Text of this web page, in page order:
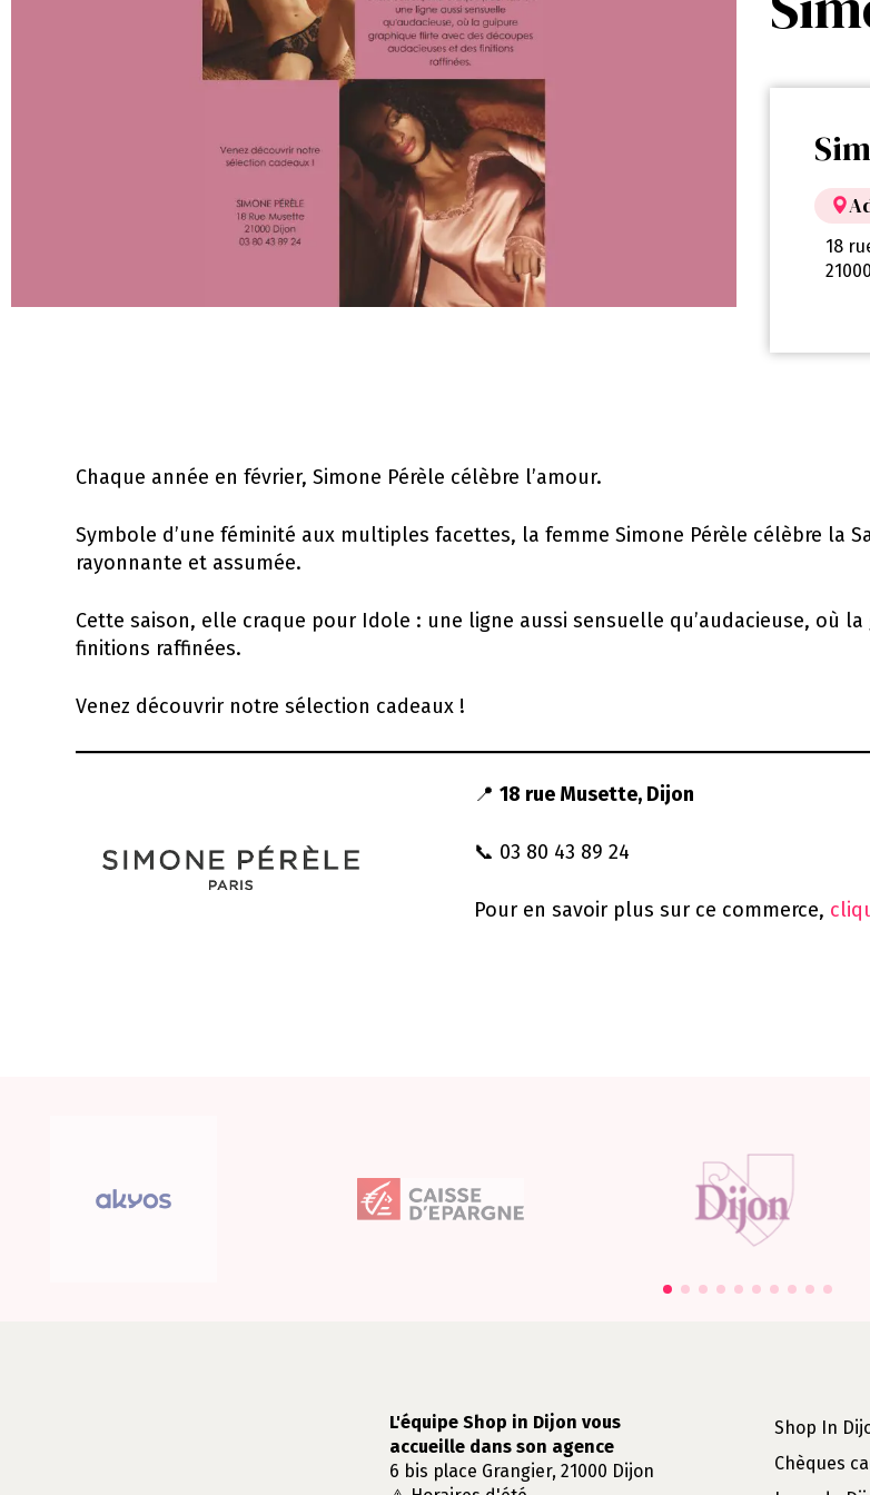
18
Chaque année en février, Simone Pérèle célèbre l’amour.
Symbole d’une féminité aux multiples facettes, la femme Simone Pérèle célèbre la
rayonnante et assumée.
Cette saison, elle craque pour Idole : une ligne aussi sensuelle qu’audacieuse, où
finitions raffinées.
Venez découvrir notre sélection cadeaux !
📍 18 rue Musette, Dijon
📞 03 80 43 89 24
Pour en savoir plus sur ce commerce,
L'équipe Shop in Dijon vous
accueille dans son agence
6 bis place Grangier, 21000 Dijon
Shop In
Chèques